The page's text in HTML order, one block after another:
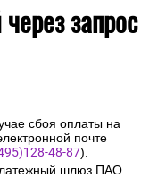
запрос
сбоя оплаты на
почте
48-87).
шлюз ПАО